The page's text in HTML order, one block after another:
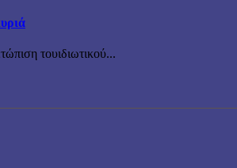
τουιδιωτικού...